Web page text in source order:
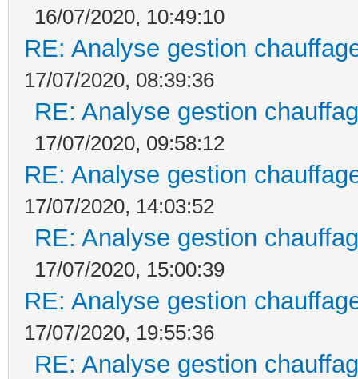
16/07/2020, 10:49:10
RE: Analyse gestion
17/07/2020, 08:39:36
RE: Analyse gestion
17/07/2020, 09:58:12
RE: Analyse gestion
17/07/2020, 14:03:52
RE: Analyse gestion
17/07/2020, 15:00:39
RE: Analyse gestion
17/07/2020, 19:55:36
RE: Analyse gestion